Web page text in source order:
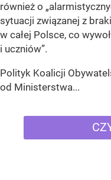
również o
sytuacji związanej z
w całej Polsce, co
i uczniów”.
Polityk Koalicji
od Ministerstwa...